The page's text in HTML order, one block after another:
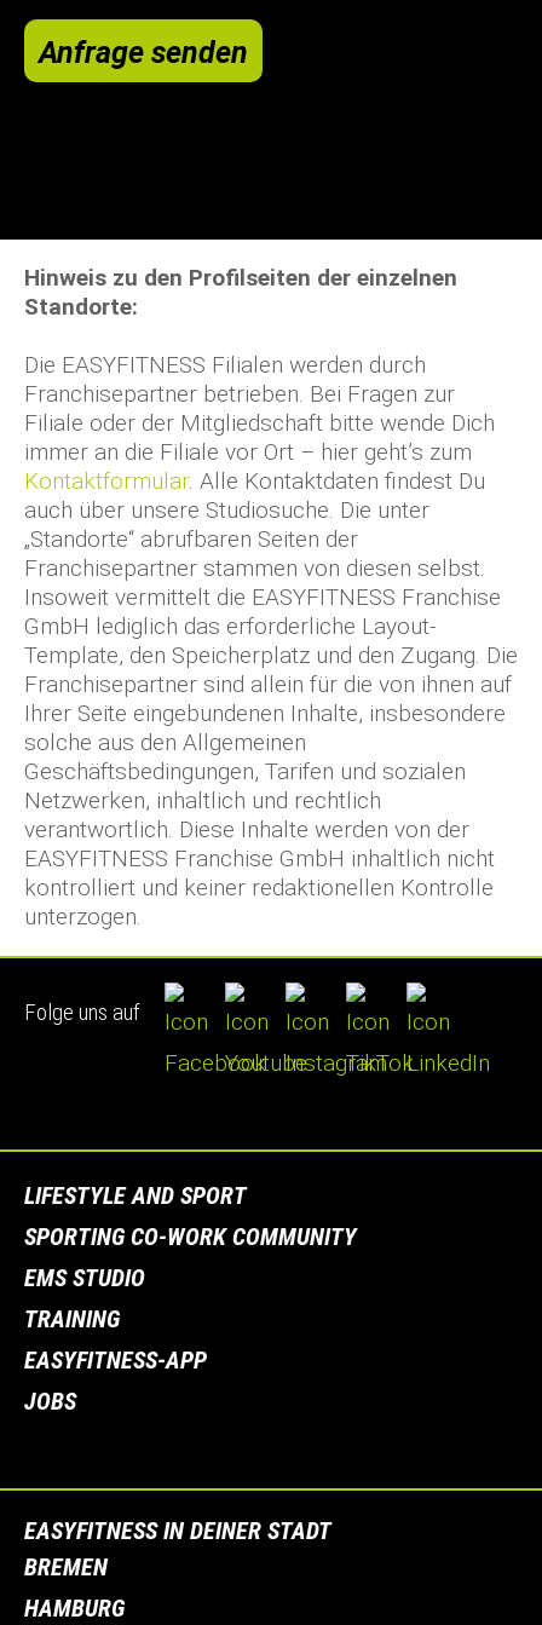
Hinweis zu den Profilseiten der einzelnen
Standorte:
Die EASYFITNESS Filialen werden durch
Franchisepartner betrieben. Bei Fragen zur
Filiale oder der Mitgliedschaft bitte wende Dich
immer an die Filiale vor Ort – hier geht’s zum
Kontaktformular. Alle Kontaktdaten findest Du
auch über unsere Studiosuche. Die unter
„Standorte“ abrufbaren Seiten der
Franchisepartner stammen von diesen selbst.
Insoweit vermittelt die EASYFITNESS Franchise
GmbH lediglich das erforderliche Layout-
Template, den Speicherplatz und den Zugang. Die
Franchisepartner sind allein für die von ihnen auf
Ihrer Seite eingebundenen Inhalte, insbesondere
solche aus den Allgemeinen
Geschäftsbedingungen, Tarifen und sozialen
Netzwerken, inhaltlich und rechtlich
verantwortlich. Diese Inhalte werden von der
EASYFITNESS Franchise GmbH inhaltlich nicht
kontrolliert und keiner redaktionellen Kontrolle
unterzogen.
Folge uns auf
LIFESTYLE AND SPORT
SPORTING CO-WORK COMMUNITY
EMS STUDIO
TRAINING
EASYFITNESS-APP
JOBS
EASYFITNESS IN DEINER STADT
BREMEN
HAMBURG